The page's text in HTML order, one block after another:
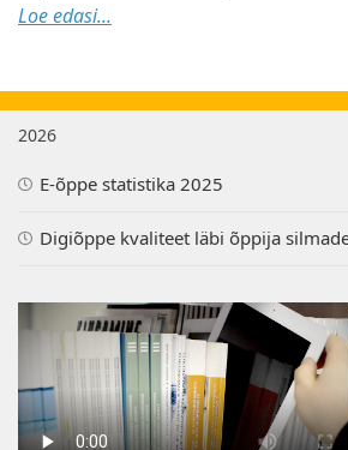
Loe edasi...
2026
E-õppe statistika 2025
Digiõppe kvaliteet läbi õppija